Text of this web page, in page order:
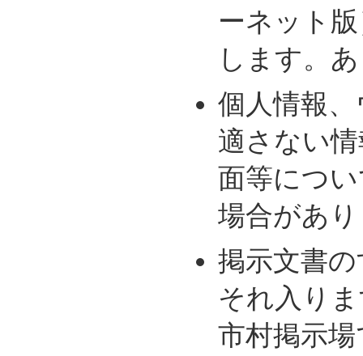
ーネット
します。
個人情報
適さない
面等につ
場合があ
掲示文書
それ入り
市村掲示